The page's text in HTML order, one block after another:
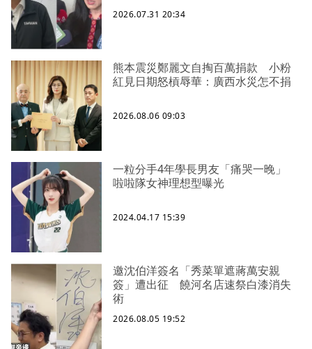
2026.07.31 20:34
熊本震災鄭麗文自掏百萬捐款 小粉
紅見日期怒槓辱華：廣西水災怎不捐
2026.08.06 09:03
一粒分手4年學長男友「痛哭一晚」
啦啦隊女神理想型曝光
2024.04.17 15:39
邀沈伯洋簽名「秀菜單遮蔣萬安親
簽」遭出征 饒河名店速祭白漆消失
術
2026.08.05 19:52